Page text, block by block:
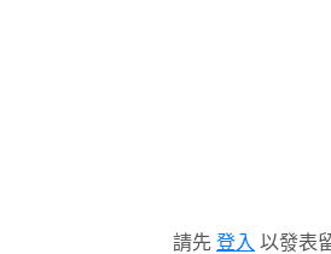
請先 登入 以發表